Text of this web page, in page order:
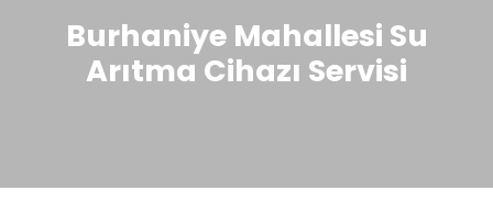
Burhaniye Mahallesi Su
Arıtma Cihazı Servisi